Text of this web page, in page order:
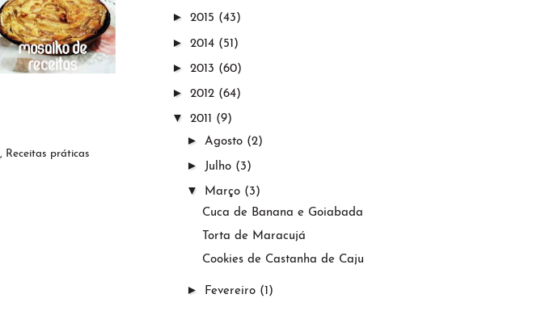
, Receitas práticas
► 2015 (43)
► 2014 (51)
► 2013 (60)
► 2012 (64)
▼ 2011 (9)
► Agosto (2)
► Julho (3)
▼ Março (3)
Cuca de Banana e Goiabada
Torta de Maracujá
Cookies de Castanha de Caju
► Fevereiro (1)